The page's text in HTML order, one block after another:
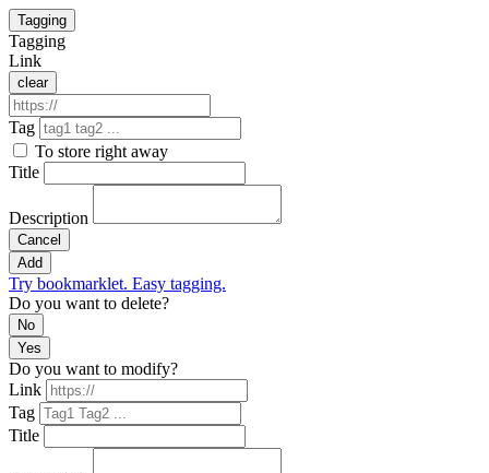
Tagging
Tagging
Link
clear
Tag
To store right away
Title
Description
Cancel
Add
Try bookmarklet. Easy tagging.
Do you want to delete?
No
Yes
Do you want to modify?
Link
Tag
Title